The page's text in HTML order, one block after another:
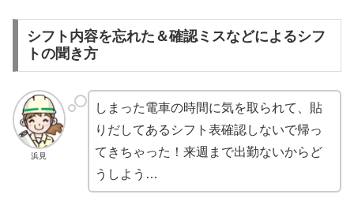
シフト内容を忘れた＆確認ミスなどによるシフ
トの聞き方
浜見
しまった電車の時間に気を取られて、貼
りだしてあるシフト表確認しないで帰っ
てきちゃった！来週まで出勤ないからど
うしよう…